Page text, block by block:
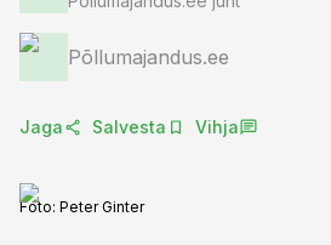
Põllumajandus.ee
Jaga Salvesta Vihja
Foto: Peter Ginter